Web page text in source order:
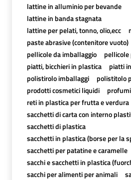
lattine in alluminio per bevande
lattine in banda stagnata
lattine per pelati, tonno, olio,ecc
paste abrasive (contenitore vuoto)
pellicole da imballaggio
piatti, bicchieri in plastica
piatti
polistirolo imballaggi
polistitolo
prodotti cosmetici liquidi
reti in plastica per frutta e verdura
sacchetti di carta con interno
sacchetti di plastica
sacchetti in plastica (borse per la
sacchetti per patatine e caramelle
sacchi e sacchetti in plastica
sacchi per alimenti per animali